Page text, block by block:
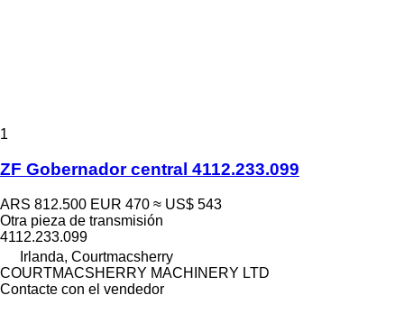
1
ZF Gobernador central 4112.233.099
ARS 812.500 EUR 470 ≈ US$ 543
Otra pieza de transmisión
4112.233.099
Irlanda, Courtmacsherry
COURTMACSHERRY MACHINERY LTD
Contacte con el vendedor